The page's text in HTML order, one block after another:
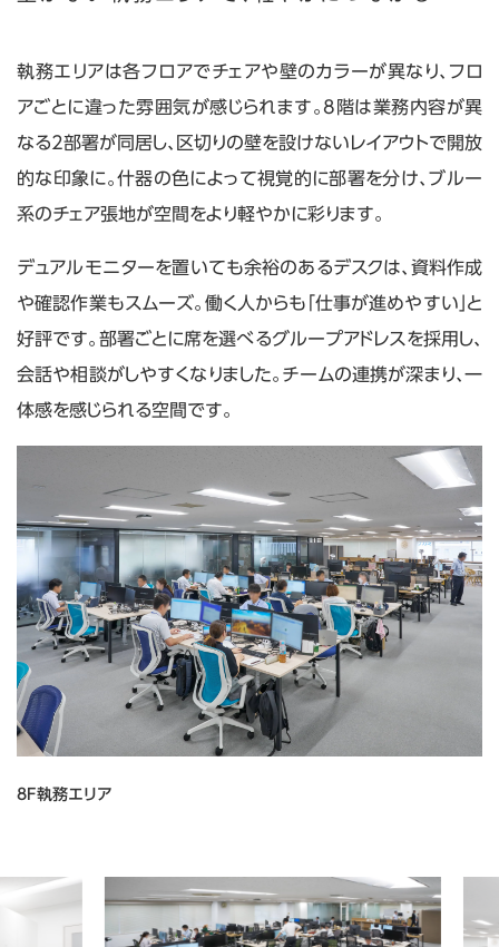
執務エリアは各フロアでチェアや壁のカラーが異なり、フロ
アごとに違った雰囲気が感じられます。8階は業務内容が異
なる2部署が同居し、区切りの壁を設けないレイアウトで開放
的な印象に。什器の色によって視覚的に部署を分け、ブルー
系のチェア張地が空間をより軽やかに彩ります。
デュアルモニターを置いても余裕のあるデスクは、資料作成
や確認作業もスムーズ。働く人からも「仕事が進めやすい」と
好評です。部署ごとに席を選べるグループアドレスを採用し、
会話や相談がしやすくなりました。チームの連携が深まり、一
体感を感じられる空間です。
8F執務エリア